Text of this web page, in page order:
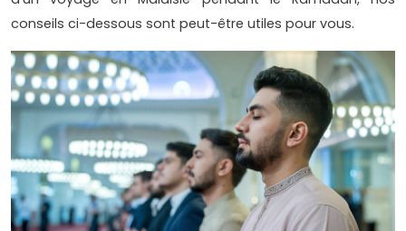
conseils ci-dessous sont peut-être utiles pour vous.